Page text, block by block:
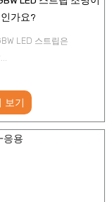
가요?
LED 스트립은
보기